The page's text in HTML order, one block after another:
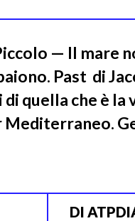
— Il mare
Past di
quella che è
DI